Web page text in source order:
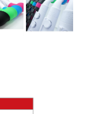
レコーディング機器
ヴィンテージ